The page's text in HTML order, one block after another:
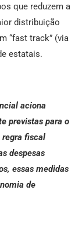
que reduzem a
distribuição
“fast track” (via
estatais.
aciona
previstas para o
regra fiscal
despesas
essas medidas
de